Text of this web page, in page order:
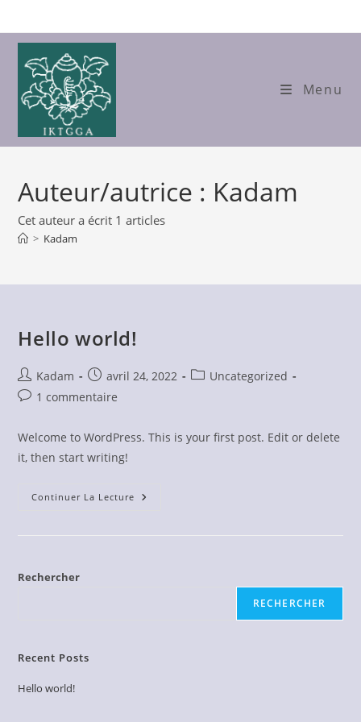
to
Menu
Auteur/autrice : Kadam
Cet auteur a écrit 1 articles
> Kadam
Hello world!
Auteur/autrice
de
Kadam
Publication
publiée :
avril 24, 2022
PostUncategorized
Commentaires
la
publication :
1 commentaire
Welcome to WordPress. This is your first post. Edit or delete
it, then start writing!
Continuer La Lecture Hello
Rechercher
RECHERCHER
Recent Posts
Hello world!